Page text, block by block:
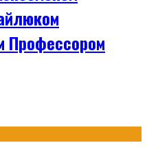
Профессором